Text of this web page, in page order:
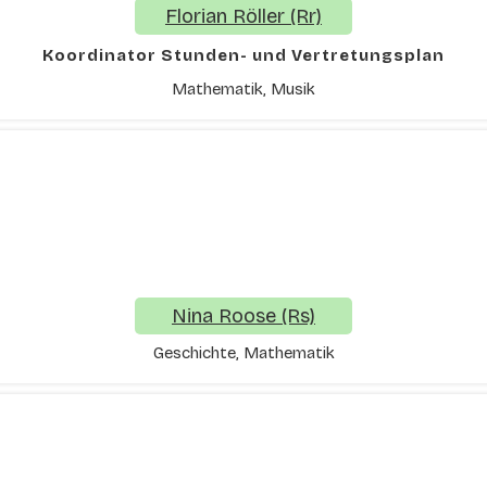
Florian Röller (Rr)
Koordinator Stunden- und Vertretungsplan
Mathematik, Musik
Nina Roose (Rs)
Geschichte, Mathematik